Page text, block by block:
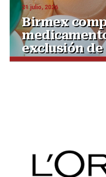
21 julio, 2026
Birmex
exclusión